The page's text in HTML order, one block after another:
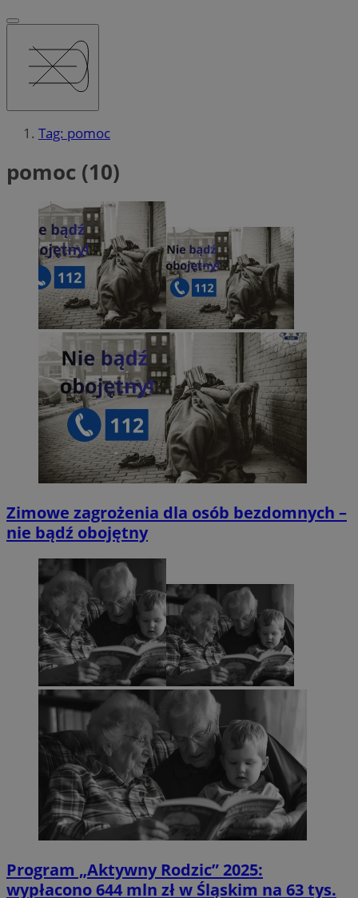
Tag: pomoc
pomoc (10)
Zimowe zagrożenia dla osób bezdomnych –
nie bądź obojętny
Program „Aktywny Rodzic” 2025:
wypłacono 644 mln zł w Śląskim na 63 tys.